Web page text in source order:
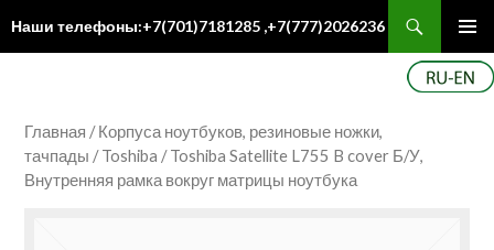
Наши телефоны:+7(701)7181285 ,+7(777)2026236
Главная /Корпуса ноутбуков, резиновые ножки,
тачпады /Toshiba / Toshiba Satellite L755 B cover Б/У,
Внутренняя рамка вокруг матрицы ноутбука